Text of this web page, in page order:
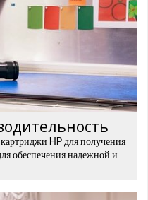
HP для получения
обеспечения надежной и